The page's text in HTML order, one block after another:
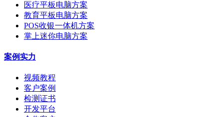
医疗平板电脑方案
教育平板电脑方案
POS收银一体机方案
掌上迷你电脑方案
案例实力
视频教程
客户案例
检测证书
开发平台